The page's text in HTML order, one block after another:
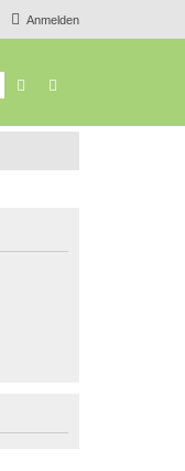
Anmelden
Suche